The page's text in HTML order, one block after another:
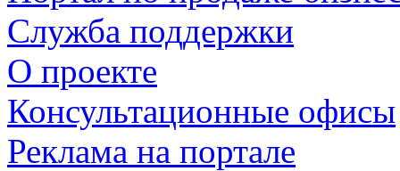
Служба поддержки
О проекте
Консультационные офисы
Реклама на портале